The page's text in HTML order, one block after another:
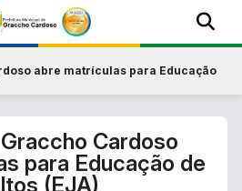
abre matrículas para Educação
Cardoso
para Educação de
(EJA)